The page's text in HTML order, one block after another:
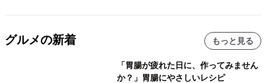
グルメの新着 もっと見る
「胃腸が疲れた日に、作ってみません
か？」胃腸にやさしいレシピ